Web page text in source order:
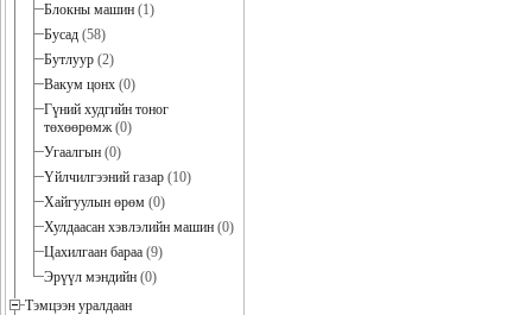
Блокны машин (1)
Бусад (58)
Бутлуур (2)
Вакум цонх (0)
Гүний худгийн тоног
төхөөрөмж(0)
Угаалгын (0)
Үйлчилгээний газар (10)
Хайгуулын өрөм (0)
Хулдаасан хэвлэлийн машин (0)
Цахилгаан бараа (9)
Эрүүл мэндийн (0)
Тэмцээн уралдаан